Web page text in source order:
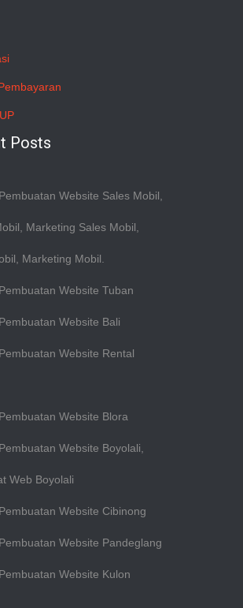
Posts
Website Sales Mobil,
Marketing Sales Mobil,
Marketing Mobil.
Website Tuban
Website Bali
Website Rental
Website Blora
Website Boyolali,
Web Boyolali
Website Cibinong
Website Pandeglang
Website Kulon